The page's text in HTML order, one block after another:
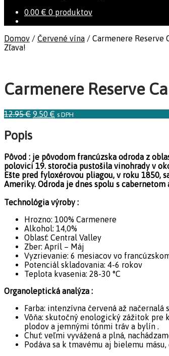
0.00 € 0 produktov
Domov / Červené vína / Carmenere Reserve
Zľava!
Carmenere Reserve
12.95€ 9.50 € s DPH
Popis
Pôvod : je pôvodom francúzska odroda z
polovici 19. storočia pustošila vinohrady v
Ešte pred fyloxérovou pliagou, v roku 1850,
Ameriky. Odroda je dnes spolu s
Technológia výroby :
Hrozno: 100% Carmenere
Alkohol: 14,0%
Oblasť: Central Valley
Zber: Apríl – Máj
Vyzrievanie: 6 mesiacov vo
Potenciál skladovania: 4-6 rokov
Teplota kvasenia: 28-30 °C
Organoleptická analýza :
Farba: intenzívna červená až
Vôňa: skutočný enologický zážitok pre
plodov a jemnými tónmi tráv a bylín .
Chuť: veľmi vyvážená a plná,
Podáva sa k tmavému aj bielemu